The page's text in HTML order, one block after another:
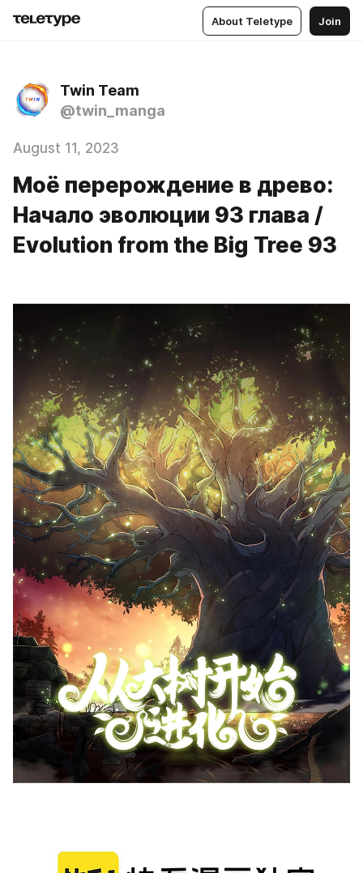
About Teletype Join
Twin Team
@twin_manga
August 11, 2023
Моё перерождение в древо:
Начало эволюции 93 глава /
Evolution frоm the Big Tree 93